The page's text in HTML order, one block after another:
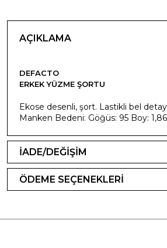
AÇIKLAMA
DEFACTO
ERKEK YÜZME ŞORTU
Ekose desenli, şort. Lastikli bel
Manken Bedeni: Göğüs: 95 Boy:
İADE/DEĞİŞİM
ÖDEME SEÇENEKLERİ